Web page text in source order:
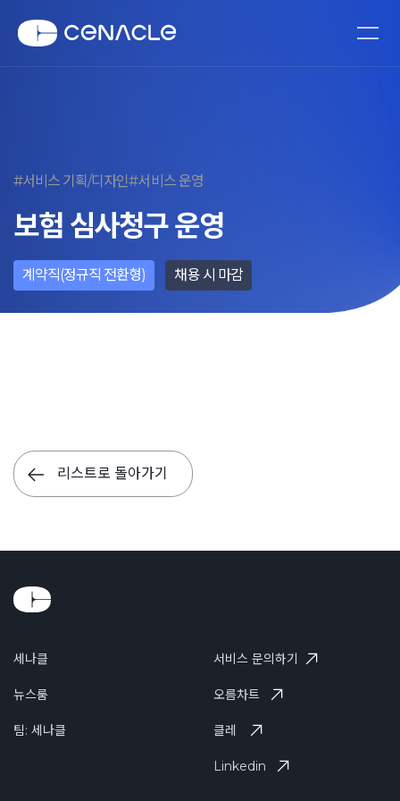
#서비스 기획/디자인#서비스 운영
보험 심사청구 운영
계약직(정규직 전환형) 채용 시 마감
리스트로 돌아가기
세나클
뉴스룸
팀: 세나클
서비스 문의하기
오름차트
클레
Linkedin